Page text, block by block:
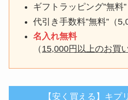
ギフトラッピング”無料”
代引き手数料”無料”（
名入れ無料
（ 15,000円以上のお買
【安く買える】キプ